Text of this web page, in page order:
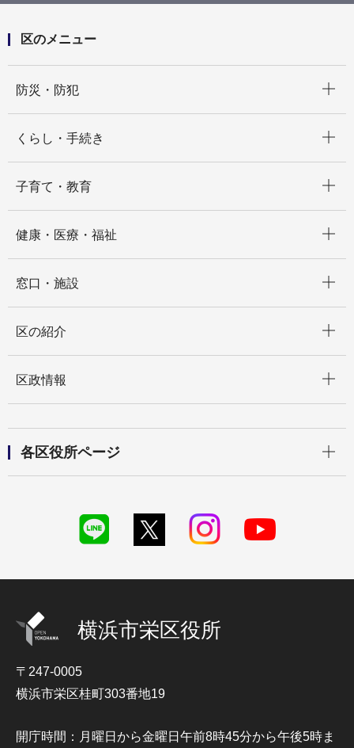
区のメニュー
防災・防犯
くらし・手続き
子育て・教育
健康・医療・福祉
窓口・施設
区の紹介
区政情報
各区役所ページ
横浜市栄区役所
〒247-0005
横浜市栄区桂町303番地19
開庁時間：月曜日から金曜日午前8時45分から午後5時ま